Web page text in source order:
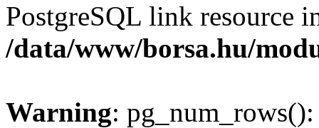
PostgreSQL link resource
/data/www/borsa.hu/
Warning: